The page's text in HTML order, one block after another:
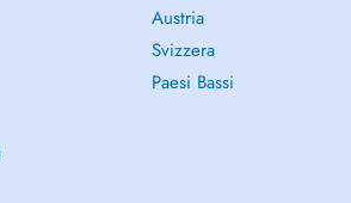
Austria
Svizzera
Paesi Bassi